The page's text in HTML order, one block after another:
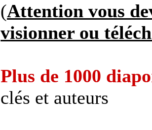
(Attention vous
visionner ou
Plus de 1000
clés et auteurs